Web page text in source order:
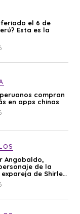
feriado el 6 de
Esta es la
compran
en apps chinas
Angobaldo,
de la
de Shirley